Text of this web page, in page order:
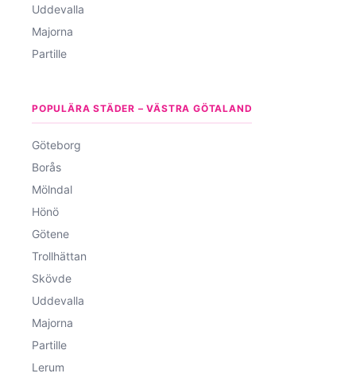
Uddevalla
Majorna
Partille
POPULÄRA STÄDER – VÄSTRA GÖTALAND
Göteborg
Borås
Mölndal
Hönö
Götene
Trollhättan
Skövde
Uddevalla
Majorna
Partille
Lerum